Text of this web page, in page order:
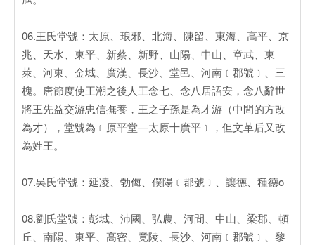
06.王氏堂號：太原、琅邪、北海、陳留、東海、高平、京
兆、天水、東平、新蔡、新野、山陽、中山、章武、東
萊、河東、金城、廣漢、長沙、堂邑、河南﹝郡號﹞、三
槐。唐節度使王潮之後人王念七、念八居詔安，念八辭世
將王先益交游忠信撫養，王之子孫是為才游（中間的方改
為才），堂號為﹝原平堂—太原十廣平﹞，但文革后又改
為姓王。
07.吳氏堂號：延凌、勃侮、僕陽﹝郡號﹞、讓德、種德o
08.劉氏堂號：彭城、沛國、弘農、河間、中山、梁郡、頓
丘、南陽、東平、高密、竟陵、長沙、河南﹝郡號﹞、黎